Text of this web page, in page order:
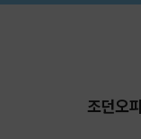
조던오